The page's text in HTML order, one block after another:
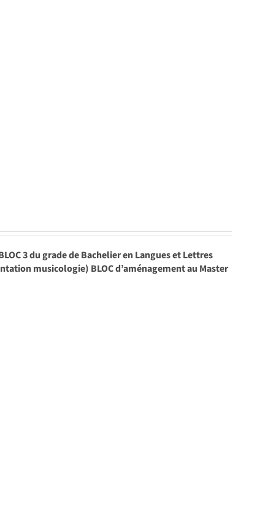
3 du grade de Bachelier en Langues et Lettres
musicologie) BLOC d’aménagement au Master